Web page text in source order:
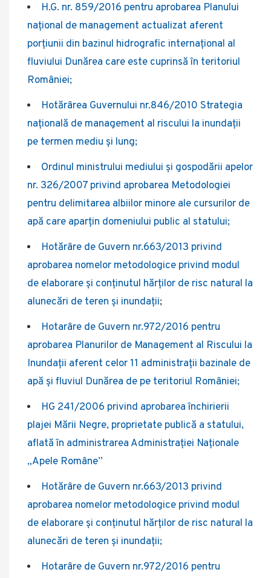
H.G. nr. 859/2016 pentru aprobarea Planului
naţional de management actualizat aferent
porţiunii din bazinul hidrografic internaţional al
fluviului Dunărea care este cuprinsă în teritoriul
României;
Hotărârea Guvernului nr.846/2010 Strategia
națională de management al riscului la inundații
pe termen mediu și lung;
Ordinul ministrului mediului și gospodării apelor
nr. 326/2007 privind aprobarea Metodologiei
pentru delimitarea albiilor minore ale cursurilor de
apă care aparţin domeniului public al statului;
Hotărâre de Guvern nr.663/2013 privind
aprobarea nomelor metodologice privind modul
de elaborare și conținutul hărților de risc natural la
alunecări de teren și inundații;
Hotarâre de Guvern nr.972/2016 pentru
aprobarea Planurilor de Management al Riscului la
Inundații aferent celor 11 administrații bazinale de
apă și fluviul Dunărea de pe teritoriul României;
HG 241/2006 privind aprobarea închirierii
plajei Mării Negre, proprietate publică a statului,
aflată în administrarea Administraţiei Naţionale
„Apele Române”
Hotărâre de Guvern nr.663/2013 privind
aprobarea nomelor metodologice privind modul
de elaborare și conținutul hărților de risc natural la
alunecări de teren și inundații;
Hotarâre de Guvern nr.972/2016 pentru